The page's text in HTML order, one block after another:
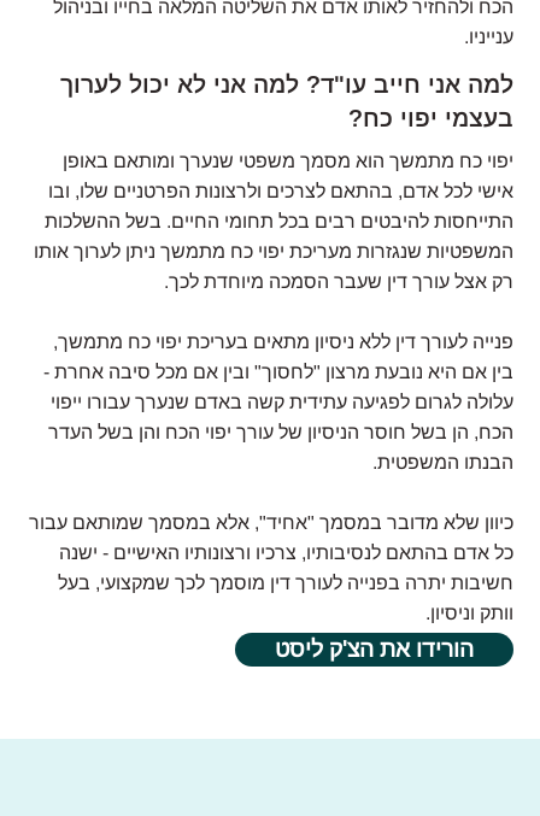
הכח ולהחזיר לאותו אדם את השליטה המלאה בחייו ובניהול
ענייניו.
למה אני חייב עו"ד? למה אני לא יכול לערוך
בעצמי יפוי כח?
יפוי כח מתמשך הוא מסמך משפטי שנערך ומותאם באופן
אישי לכל אדם, בהתאם לצרכים ולרצונות הפרטניים שלו, ובו
התייחסות להיבטים רבים בכל תחומי החיים. בשל ההשלכות
המשפטיות שנגזרות מעריכת יפוי כח מתמשך ניתן לערוך אותו
רק אצל עורך דין שעבר הסמכה מיוחדת לכך.
פנייה לעורך דין ללא ניסיון מתאים בעריכת יפוי כח מתמשך,
בין אם היא נובעת מרצון "לחסוך" ובין אם מכל סיבה אחרת -
עלולה לגרום לפגיעה עתידית קשה באדם שנערך עבורו ייפוי
הכח, הן בשל חוסר הניסיון של עורך יפוי הכח והן בשל העדר
הבנתו המשפטית.
כיוון שלא מדובר במסמך "אחיד", אלא במסמך שמותאם עבור
כל אדם בהתאם לנסיבותיו, צרכיו ורצונותיו האישיים - ישנה
חשיבות יתרה בפנייה לעורך דין מוסמך לכך שמקצועי, בעל
וותק וניסיון.
הורידו את הצ'ק ליסט